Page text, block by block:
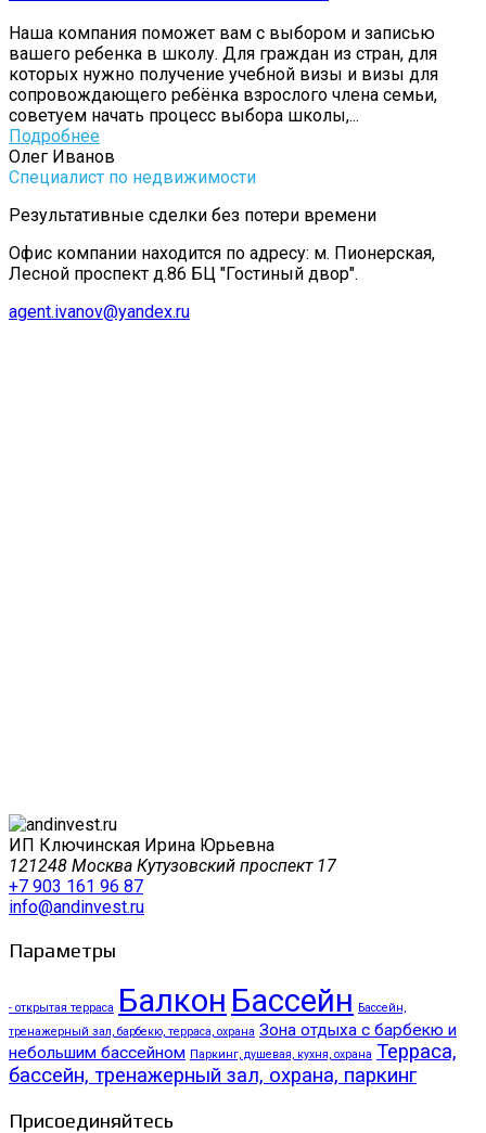
Наша компания поможет вам с выбором и записью
вашего ребенка в школу. Для граждан из стран, для
которых нужно получение учебной визы и визы для
сопровождающего ребёнка взрослого члена семьи,
советуем начать процесс выбора школы,...
Подробнее
Олег Иванов
Специалист по недвижимости
Результативные сделки без потери времени
Офис компании находится по адресу: м. Пионерская,
Лесной проспект д.86 БЦ "Гостиный двор".
agent.ivanov@yandex.ru
ИП Ключинская Ирина Юрьевна
121248 Москва Кутузовский проспект 17
+7 903 161 96 87
info@andinvest.ru
Параметры
- открытая терраса Балкон Бассейн Бассейн,
тренажерный зал, барбекю, терраса, охрана Зона отдыха с барбекю и
небольшим бассейном Паркинг, душевая, кухня, охрана Терраса,
бассейн, тренажерный зал, охрана, паркинг
Присоединяйтесь